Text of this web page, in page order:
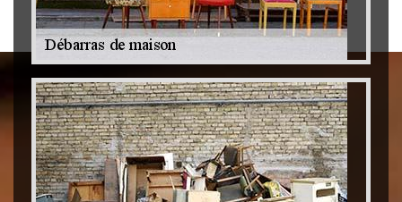
Achat antiquité 79